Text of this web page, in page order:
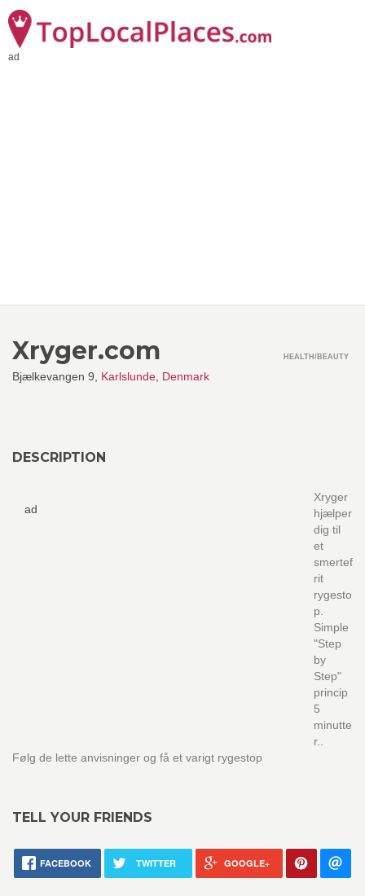
ad
Xryger.com
Bjælkevangen 9, Karlslunde Denmark
HEALTH/BEAUTY
DESCRIPTION
ad
Xryger
hjælper
dig til
et
smertef
rit
rygesto
p.
Simple
"Step
by
Step"
princip
5
minutte
r..
Følg de lette anvisninger og få et varigt rygestop
TELL YOUR FRIENDS
FACEBOOK TWITTER GOOGLE+